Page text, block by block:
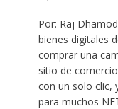
Por: Raj
bienes digitales
comprar una
sitio de
con un solo clic,
para muchos